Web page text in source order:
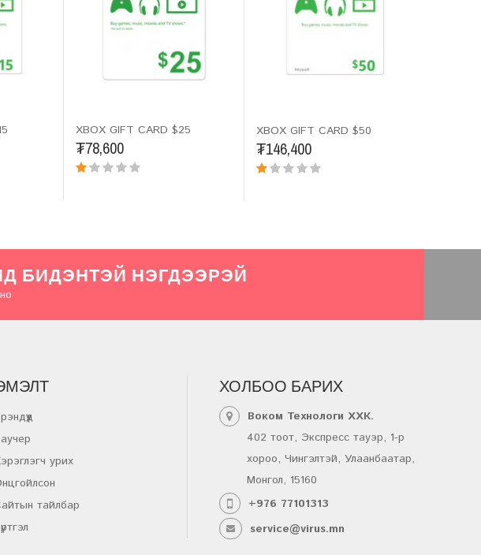
XBOX GIFT CARD $25
₮78,600
XBOX GIFT CARD $50
₮146,400
БИДЭНТЭЙ НЭГДЭЭРЭЙ
урих
тайлбар
ХОЛБОО БАРИХ
Воком Технологи ХХК.
402 тоот, Экспресс тауэр, 1-р
хороо, Чингэлтэй, Улаанбаатар,
Монгол, 15160
+976 77101313
service@virus.mn